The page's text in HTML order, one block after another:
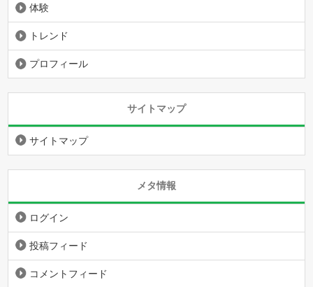
体験
トレンド
プロフィール
サイトマップ
サイトマップ
メタ情報
ログイン
投稿フィード
コメントフィード